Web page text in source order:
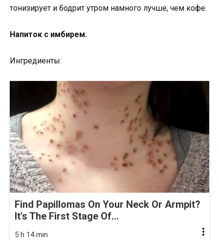
тонизирует и бодрит утром намного лучше, чем кофе.
Напиток с имбирем.
Ингредиенты:
Find Papillomas On Your Neck Or Armpit?
It's The First Stage Of...
5 h 14 min